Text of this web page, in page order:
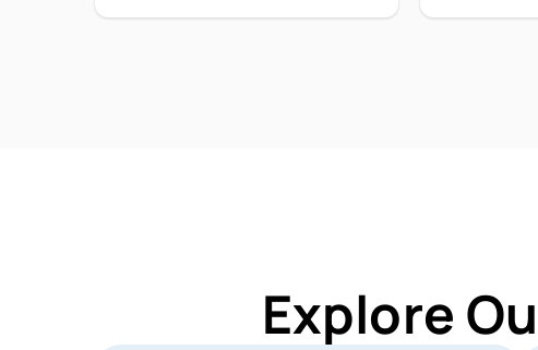
Explore